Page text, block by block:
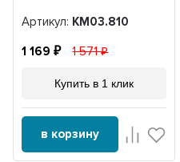
Артикул: KM03.810
1 169 1 571
Купить в 1 клик
в корзину